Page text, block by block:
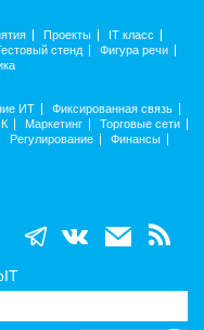
Проекты
IT класс
стенд
Фигура речи
ИТ
Фиксированная связь
Маркетинг
Торговые сети
Регулирование
Финансы